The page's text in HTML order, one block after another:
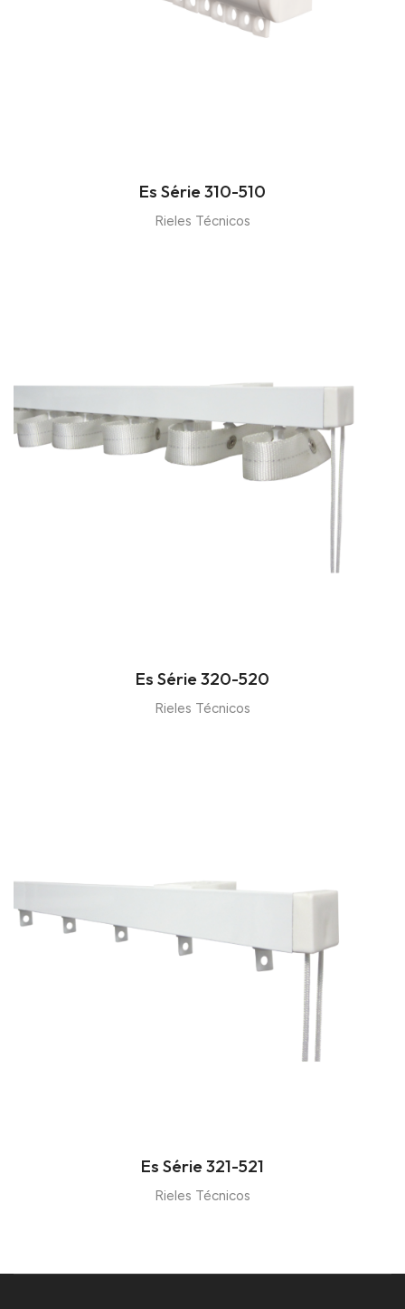
Es Série 310-510
Rieles Técnicos
Es Série 320-520
Rieles Técnicos
Es Série 321-521
Rieles Técnicos